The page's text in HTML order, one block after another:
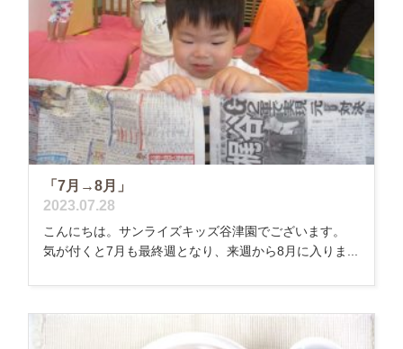
「7月→8月」
2023.07.28
こんにちは。サンライズキッズ谷津園でございます。
気が付くと7月も最終週となり、来週から8月に入りま...